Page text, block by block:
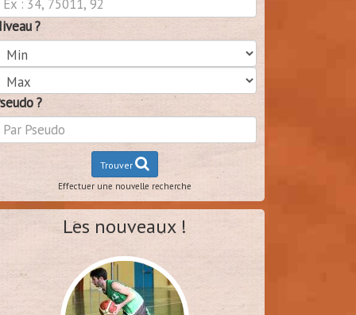
?
?
Trouver
Effectuer une nouvelle recherche
Les nouveaux !